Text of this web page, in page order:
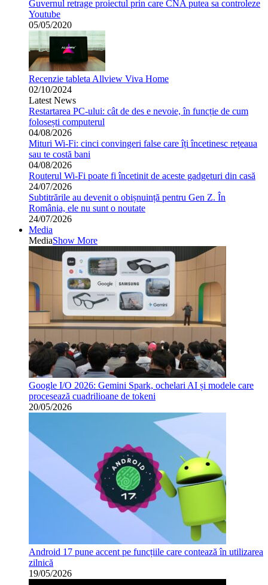
Guvernul retrage proiectul prin care CNA putea sa controleze
Youtube
05/05/2020
Recenzie tableta Allview Viva Home
02/10/2024
Latest News
Restartarea PC-ului: cât de des e nevoie, în funcție de cum
folosești computerul
04/08/2026
Mituri Wi-Fi: cinci convingeri false care îți încetinesc rețeaua
sau te costă bani
04/08/2026
Routerul Wi-Fi poate fi încetinit de aceste gadgeturi din casă
24/07/2026
Subtitrările au devenit o obișnuință pentru Gen Z. În
România, ele nu sunt o noutate
24/07/2026
Media
MediaShow More
Google I/O 2026: Gemini Spark, ochelari AI și modele care
procesează cuadrilioane de tokeni
20/05/2026
Android 17 pune accent pe funcțiile care contează în utilizarea
zilnică
19/05/2026